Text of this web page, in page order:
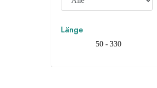
Länge
50 - 330